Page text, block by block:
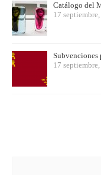
Catálogo del
17
Subvenciones
17